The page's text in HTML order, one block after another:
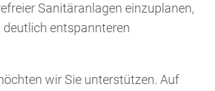
Sanitäranlagen einzuplanen,
deutlich entspannteren
wir Sie unterstützen. Auf